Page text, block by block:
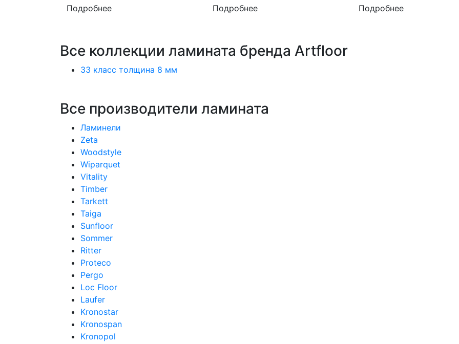
Подробнее Подробнее Подробнее
Все коллекции ламината бренда Artfloor
33 класс толщина 8 мм
Все производители ламината
Ламинели
Zeta
Woodstyle
Wiparquet
Vitality
Timber
Tarkett
Taiga
Sunfloor
Sommer
Ritter
Proteco
Pergo
Loc Floor
Laufer
Kronostar
Kronospan
Kronopol